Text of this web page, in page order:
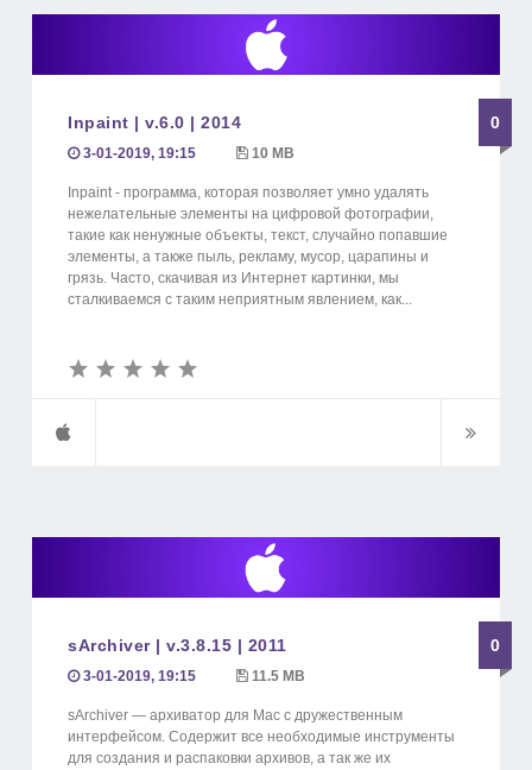
Inpaint | v.6.0 | 2014 0
3-01-2019, 19:15 10 MB
Inpaint - программа, которая позволяет умно удалять
нежелательные элементы на цифровой фотографии,
такие как ненужные объекты, текст, случайно попавшие
элементы, а также пыль, рекламу, мусор, царапины и
грязь. Часто, скачивая из Интернет картинки, мы
сталкиваемся с таким неприятным явлением, как...
sArchiver | v.3.8.15 | 2011 0
3-01-2019, 19:15 11.5 MB
sArchiver — архиватор для Mac с дружественным
интерфейсом. Содержит все необходимые инструменты
для создания и распаковки архивов, а так же их